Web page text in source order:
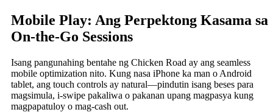
Mobile Play: Ang Perpektong Kasama sa
On‑the‑Go Sessions
Isang pangunahing bentahe ng Chicken Road ay ang seamless
mobile optimization nito. Kung nasa iPhone ka man o Android
tablet, ang touch controls ay natural—pindutin isang beses para
magsimula, i-swipe pakaliwa o pakanan upang magpasya kung
magpapatuloy o mag-cash out.